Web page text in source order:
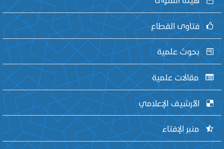
فتاوى القطاع
بحوث علمية
مقالات علمية
الأرشيف الإعلامي
منبر الإفتاء